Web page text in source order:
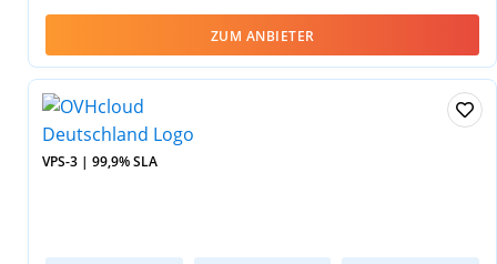
ZUM ANBIETER
VPS-3 | 99,9% SLA